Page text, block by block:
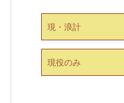
現・浪計
現役のみ